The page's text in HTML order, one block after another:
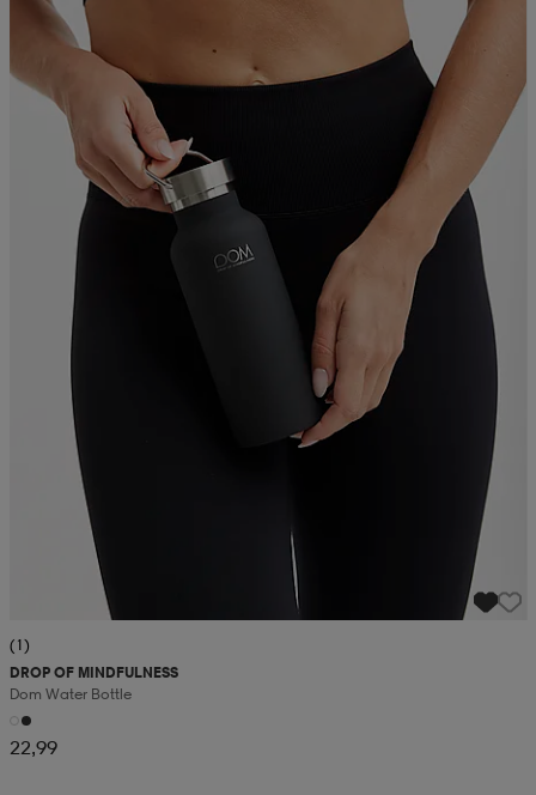
(1)
DROP OF MINDFULNESS
Dom Water Bottle
22,99